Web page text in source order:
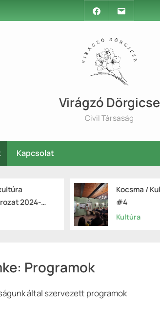
Facebook
Email
Virágzó Dörgicse
Civil Társaság
Kapcsolat
Kocsma / Kultúra 2024
#4
Programok
által szervezett programok